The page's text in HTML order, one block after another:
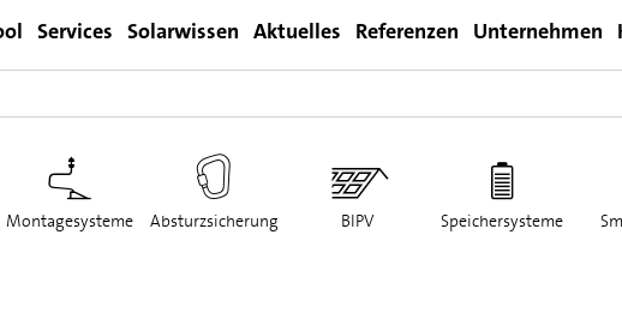
Services Solarwissen Aktuelles Referenzen Unternehmen
Login
Montagesysteme Absturzsicherung BIPV Speichersysteme